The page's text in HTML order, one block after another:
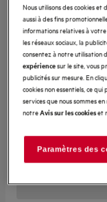
Nous utilisons des cookies
aussi à des fins
informations relatives à
les réseaux sociaux, la
consentez à notre utilisation
expériencesur le site, vous
publicités sur mesure. En
cookies non essentiels, ce
services que nous sommes
notreAvis sur les cookieset
Paramètres des